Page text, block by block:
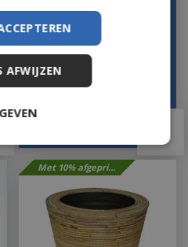
Drypot Sawah Extra Dik
Rotan Grijs d68h52cm
met dichte inze…
Met 10% afgeprijsd
AFWIJZEN